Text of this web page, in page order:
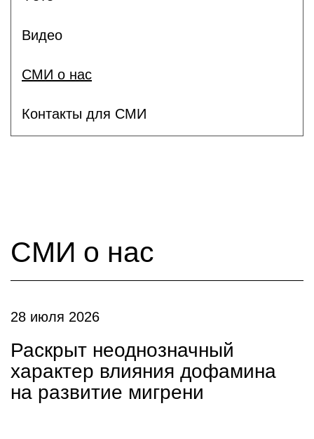
Видео
СМИ о нас
Контакты для СМИ
СМИ о нас
28 июля 2026
Раскрыт неоднозначный
характер влияния дофамина
на развитие мигрени